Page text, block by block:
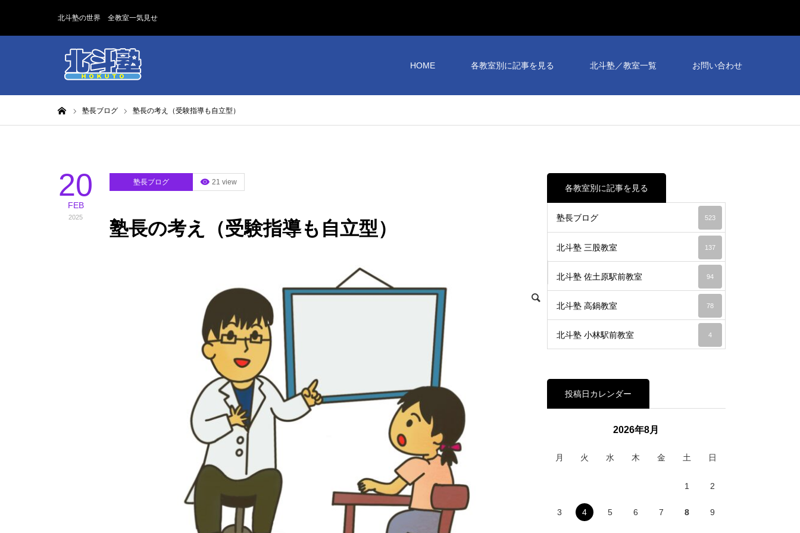
北斗塾の世界 全教室一気見せ
HOME 各教室別に記事を見る 北斗塾／教室一覧 お問い合わせ
塾長ブログ 塾長の考え（受験指導も自立型）
20
FEB
2025
塾長ブログ 21 view
塾長の考え（受験指導も自立型）
各教室別に記事を見る
塾長ブログ 523
北斗塾 三股教室 137
北斗塾 佐土原駅前教室 94
北斗塾 高鍋教室 78
北斗塾 小林駅前教室 4
投稿日カレンダー
2026年8月
月 火 水 木 金 土 日
1 2
3 4 5 6 7 8 9